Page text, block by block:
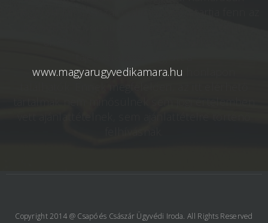
www.magyarugyvedikamara.hu
Copyright 2014 @ Csapó és Császár Ügyvédi Iroda. All Rights Reserved